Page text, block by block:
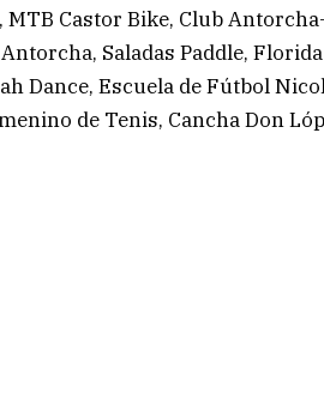
MTB Castor Bike, Club
Saladas Paddle,
Dance, Escuela de Fútbol
de Tenis, Cancha Don